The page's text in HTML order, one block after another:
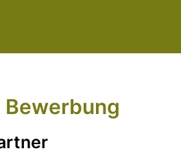
Bewerbung